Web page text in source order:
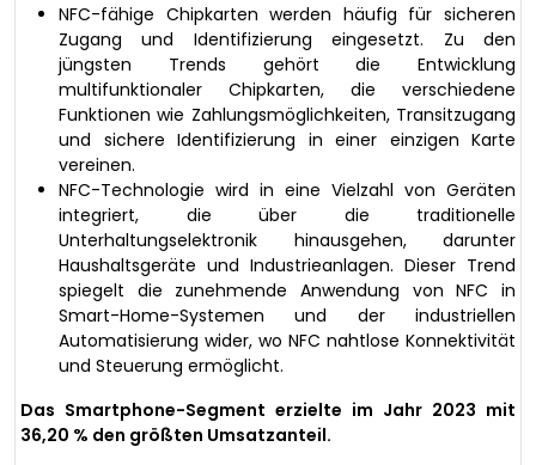
NFC-fähige Chipkarten werden häufig für sicheren
Zugang und Identifizierung eingesetzt. Zu den
jüngsten Trends gehört die Entwicklung
multifunktionaler Chipkarten, die verschiedene
Funktionen wie Zahlungsmöglichkeiten, Transitzugang
und sichere Identifizierung in einer einzigen Karte
vereinen.
NFC-Technologie wird in eine Vielzahl von Geräten
integriert, die über die traditionelle
Unterhaltungselektronik hinausgehen, darunter
Haushaltsgeräte und Industrieanlagen. Dieser Trend
spiegelt die zunehmende Anwendung von NFC in
Smart-Home-Systemen und der industriellen
Automatisierung wider, wo NFC nahtlose Konnektivität
und Steuerung ermöglicht.
Das Smartphone-Segment erzielte im Jahr 2023 mit
36,20 % den größten Umsatzanteil.